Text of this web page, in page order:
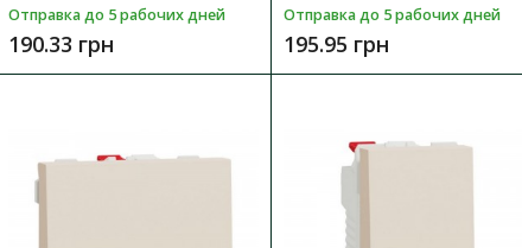
Выключатель Schneider Sedna Design черный 1кл без
рамки
Отправка до 5 рабочих дней
190.33 грн
Отправка до 5 рабочих дней
195.95 грн